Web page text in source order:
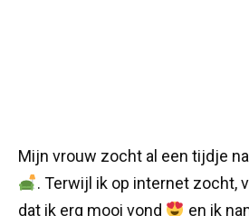
Mijn vrouw zocht al een tijdje
. Terwijl ik op internet zocht,
dat ik erg mooi vond
en ik